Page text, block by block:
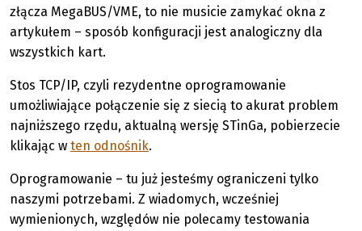
złącza MegaBUS/VME, to nie musicie zamykać okna z
artykułem – sposób konfiguracji jest analogiczny dla
wszystkich kart.
Stos TCP/IP, czyli rezydentne oprogramowanie
umożliwiające połączenie się z siecią to akurat problem
najniższego rzędu, aktualną wersję STinGa, pobierzecie
klikając w ten odnośnik.
Oprogramowanie – tu już jesteśmy ograniczeni tylko
naszymi potrzebami. Z wiadomych, wcześniej
wymienionych, względów nie polecamy testowania